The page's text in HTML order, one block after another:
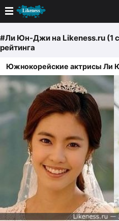
Новые
Лучшие
Голосование
Кандидаты
Случайное сходство 👍
Создать сходство
Для публикации необходима
Поиск
#Ли Юн-Джина Likeness.ru (1
рейтинга
Южнокорейские актрисы